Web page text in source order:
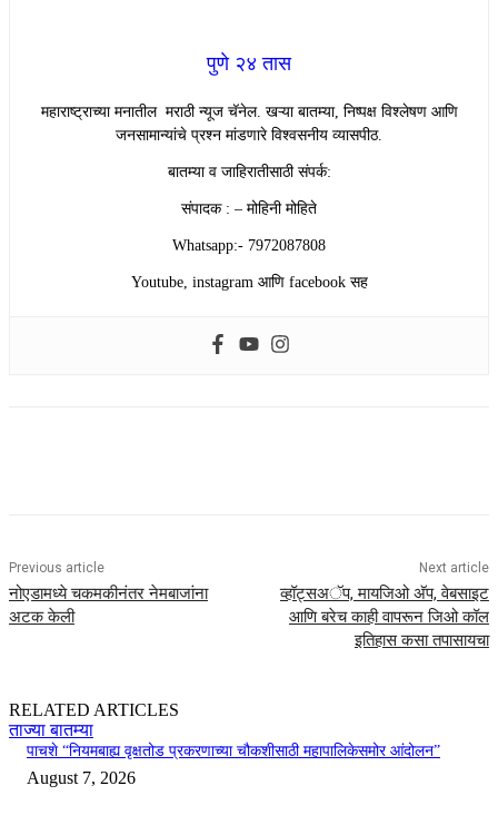
पुणे २४ तास
महाराष्ट्राच्या मनातील मराठी न्यूज चॅनेल. खऱ्या बातम्या, निष्पक्ष विश्लेषण आणि
जनसामान्यांचे प्रश्न मांडणारे विश्वसनीय व्यासपीठ.
बातम्या व जाहिरातीसाठी संपर्क:
संपादक : – मोहिनी मोहिते
Whatsapp:- 7972087808
Youtube, instagram आणि facebook सह
Previous article
नोएडामध्ये चकमकीनंतर नेमबाजांना
अटक केली
Next article
व्हॉट्सअॅप, मायजिओ अ‍ॅप, वेबसाइट
आणि बरेच काही वापरून जिओ कॉल
इतिहास कसा तपासायचा
RELATED ARTICLES
ताज्या बातम्या
पाचशे “नियमबाह्य वृक्षतोड प्रकरणाच्या चौकशीसाठी महापालिकेसमोर आंदोलन”
August 7, 2026